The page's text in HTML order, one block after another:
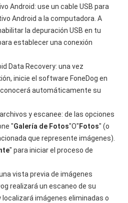
Android: use un cable USB para
Android a la computadora. A
la depuración USB en tu
establecer una conexión
Data Recovery: una vez
inicie el software FoneDog en
automáticamente su
y escanee: de las opciones
"Galería de Fotos"O" Fotos" (o
que represente imágenes).
" para iniciar el proceso de
vista previa de imágenes
realizará un escaneo de su
localizará imágenes eliminadas o